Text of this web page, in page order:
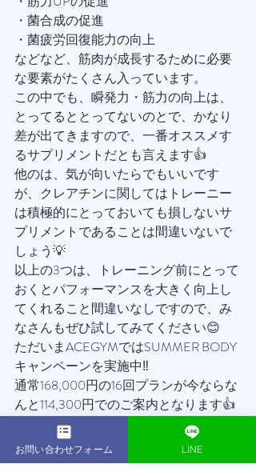
・菌合成の促進
・菌疲労回復能力の向上
などなど、筋肉が成長するために必要
な要素がたくさん入っています。
この中でも、瞬発力・筋力の向上は、
とってるととってないのとで、かなり
差が出てきますので、一番オススメす
るサプリメントだとも言えます👍
他のは、気が向いたらでもいいです
が、クレアチンに関してはトレーニー
は積極的にとっておいても損しないサ
プリメントであることは間違いないで
しょう💡
以上の3つは、トレーニング前にとって
おくとパフォーマンスを大きく向上し
てくれること間違いなしですので、み
なさんもぜひ試してみてください😊
ただいまACEGYMではSUMMER BODY
キャンペーンを実施中‼️
通常168,000円の16回プランが今ならな
んと114,300円でのご案内となります👍
さらにさらに！！
無料体験も大好評につき、初回体験セ
ッション無料継続！＆体験当日のご入
お問い合わせフォーム LINE